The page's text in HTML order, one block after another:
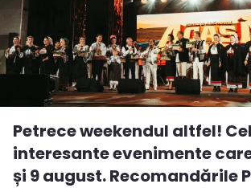
Petrece weekendul altfel!
interesante evenimente
și 9 august. Recomandările